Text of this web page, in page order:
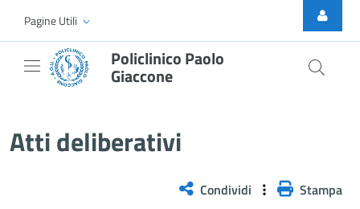
Skip to Main Content
Pagine Utili
Policlinico Paolo
Giaccone
Atti deliberativi
Condividi Stampa